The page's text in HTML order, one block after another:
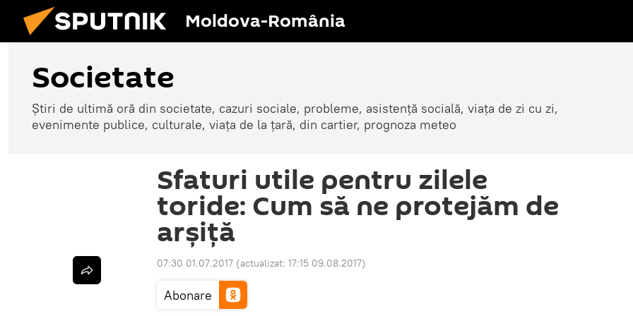
Moldova-România
Societate
Știri de ultimă oră din societate, cazuri sociale, probleme, asistență socială, viața de zi cu zi,
evenimente publice, culturale, viața de la țară, din cartier, prognoza meteo
Sfaturi utile pentru zilele
toride: Cum să ne protejăm de
arșiță
07:30 01.07.2017 (actualizat: 17:15 09.08.2017)
Abonare